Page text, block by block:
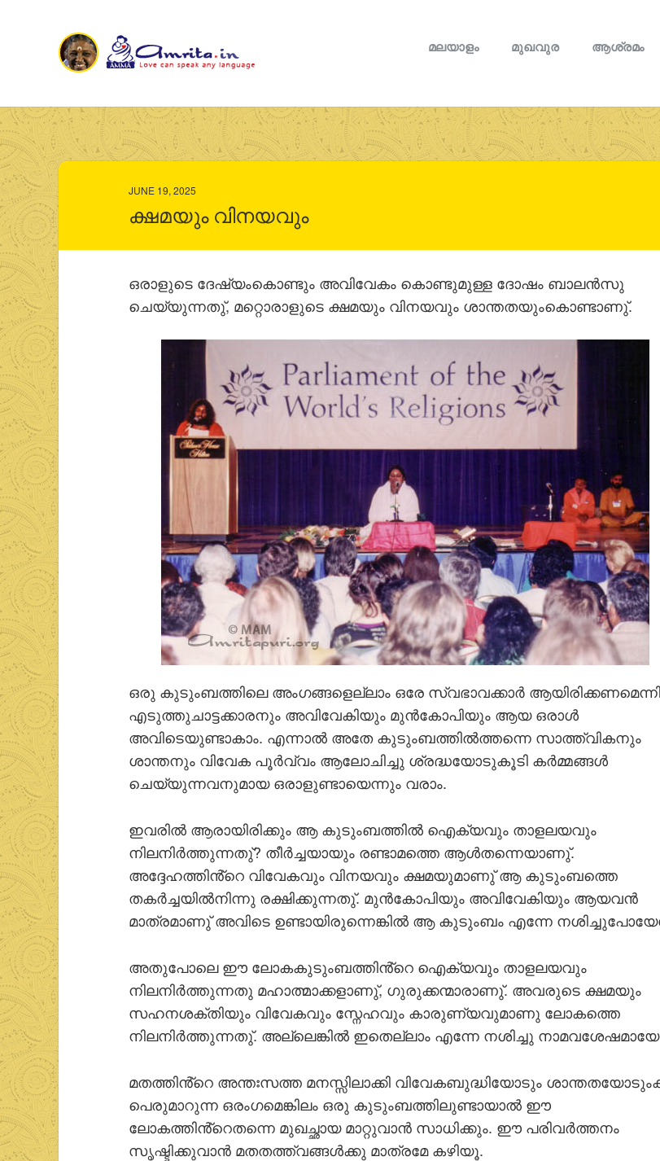
മലയാളം മുഖവുര ആശ്രമം
JUNE 19, 2025
ക്ഷമയും വിനയവും
ഒരാളുടെ ദേഷ്യംകൊണ്ടും അവിവേകം കൊണ്ടുമുള്ള ദോഷം ബാലന്‍സു
ചെയ്യുന്നതു്, മറ്റൊരാളുടെ ക്ഷമയും വിനയവും ശാന്തതയുംകൊണ്ടാണു്.
ഒരു കുടുംബത്തിലെ അംഗങ്ങളെല്ലാം ഒരേ സ്വഭാവക്കാര്‍
എടുത്തുചാട്ടക്കാരനും അവിവേകിയും മുന്‍കോപിയും ആയ ഒരാള്‍
അവിടെയുണ്ടാകാം. എന്നാല്‍ അതേ കുടുംബത്തില്‍ത്തന്നെ സാത്ത്വികനും
ശാന്തനും വിവേക പൂര്‍വ്വം ആലോചിച്ചു ശ്രദ്ധയോടുകൂടി കര്‍മ്മങ്ങള്‍
ചെയ്യുന്നവനുമായ ഒരാളുണ്ടായെന്നും വരാം.
ഇവരില്‍ ആരായിരിക്കും ആ കുടുംബത്തില്‍ ഐക്യവും താളലയവും
നിലനിര്‍ത്തുന്നതു്? തീര്‍ച്ചയായും രണ്ടാമത്തെ ആള്‍തന്നെയാണു്.
അദ്ദേഹത്തിൻ്റെ വിവേകവും വിനയവും ക്ഷമയുമാണു് ആ കുടുംബത്തെ
തകര്‍ച്ചയില്‍നിന്നു രക്ഷിക്കുന്നതു്. മുന്‍കോപിയും അവിവേകിയും ആയവന്‍
മാത്രമാണു് അവിടെ ഉണ്ടായിരുന്നെങ്കില്‍ ആ കുടുംബം എന്നേ
അതുപോലെ ഈ ലോകകുടുംബത്തിൻ്റെ ഐക്യവും താളലയവും
നിലനിര്‍ത്തുന്നതു മഹാത്മാക്കളാണു്, ഗുരുക്കന്മാരാണു്. അവരുടെ ക്ഷമയും
സഹനശക്തിയും വിവേകവും സ്നേഹവും കാരുണ്യവുമാണു ലോകത്തെ
നിലനിര്‍ത്തുന്നതു്. അല്ലെങ്കില്‍ ഇതെല്ലാം എന്നേ നശിച്ചു
മതത്തിൻ്റെ അന്തഃസത്ത മനസ്സിലാക്കി വിവേകബുദ്ധിയോടും
പെരുമാറുന്ന ഒരംഗമെങ്കിലം ഒരു കുടുംബത്തിലുണ്ടായാല്‍ ഈ
ലോകത്തിൻ്റെതന്നെ മുഖച്ഛായ മാറ്റുവാന്‍ സാധിക്കും. ഈ പരിവര്‍ത്തനം
സൃഷ്ടിക്കുവാന്‍ മതതത്ത്വങ്ങള്‍ക്കു മാത്രമേ കഴിയൂ.